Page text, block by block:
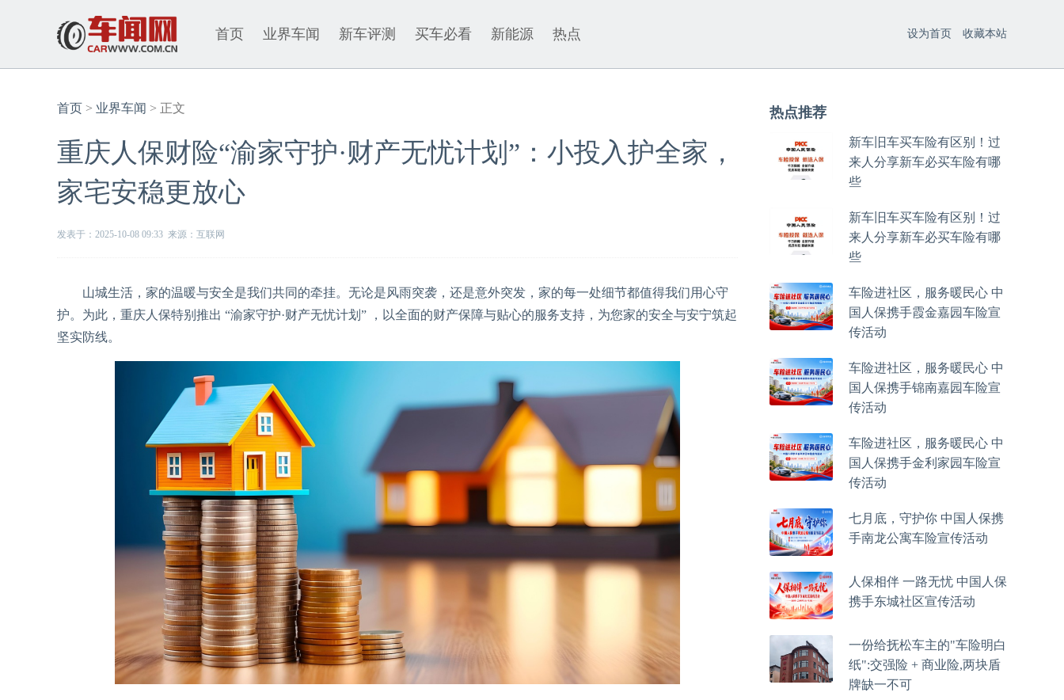
首页 业界车闻 新车评测 买车必看 新能源 热点 设为首页 收藏本站
首页 > 业界车闻 > 正文
重庆人保财险“渝家守护·财产无忧计划”：小投入护全家，
家宅安稳更放心
发表于：2025-10-08 09:33 来源：互联网
山城生活，家的温暖与安全是我们共同的牵挂。无论是风雨突袭，还是意外突发，家的每一处细节都值得我们用心守
护。为此，重庆人保特别推出 “渝家守护·财产无忧计划” ，以全面的财产保障与贴心的服务支持，为您家的安全与安宁筑起
坚实防线。
热点推荐
新车旧车买车险有区别！过
来人分享新车必买车险有哪
些
新车旧车买车险有区别！过
来人分享新车必买车险有哪
些
车险进社区，服务暖民心 中
国人保携手霞金嘉园车险宣
传活动
车险进社区，服务暖民心 中
国人保携手锦南嘉园车险宣
传活动
车险进社区，服务暖民心 中
国人保携手金利家园车险宣
传活动
七月底，守护你 中国人保携
手南龙公寓车险宣传活动
人保相伴 一路无忧 中国人保
携手东城社区宣传活动
一份给抚松车主的"车险明白
纸":交强险 + 商业险,两块盾
牌缺一不可